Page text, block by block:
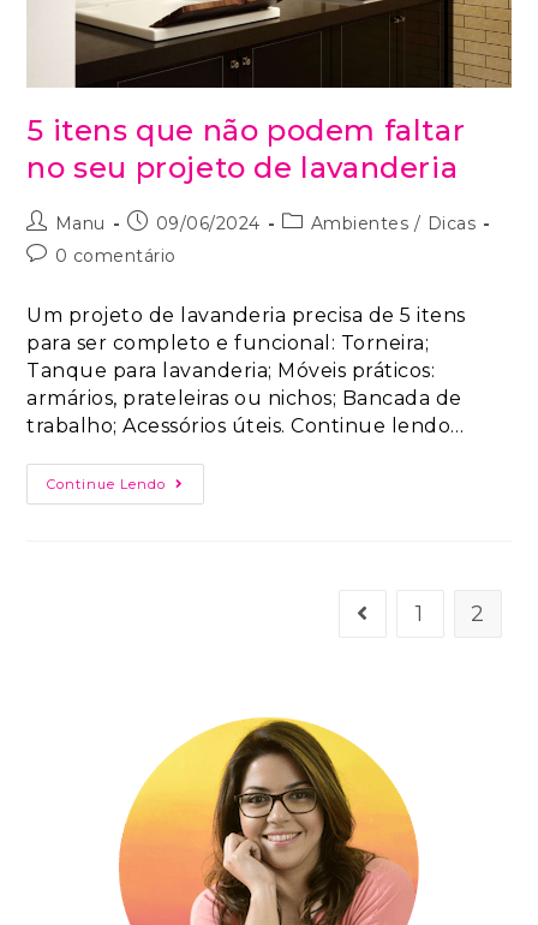
5 itens que não podem faltar
no seu projeto de lavanderia
Manu 09/06/2024 Ambientes / Dicas
0 comentário
Um projeto de lavanderia precisa de 5 itens
para ser completo e funcional: Torneira;
Tanque para lavanderia; Móveis práticos:
armários, prateleiras ou nichos; Bancada de
trabalho; Acessórios úteis. Continue lendo…
Continue Lendo
1 2